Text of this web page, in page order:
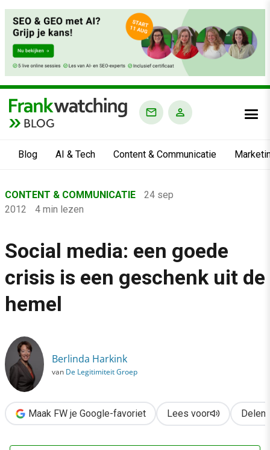
BLOG
Blog AI & Tech Content & Communicatie
›
Content & Communicatie
›
Social media: een goede crisis is een geschenk uit de hemel
CONTENT & COMMUNICATIE
24 sep
2012
4 min lezen
Social media: een goede
crisis is een geschenk uit de
hemel
Berlinda Harkink
van De Legitimiteit Groep
Maak FW je Google-favoriet Lees voor Delen